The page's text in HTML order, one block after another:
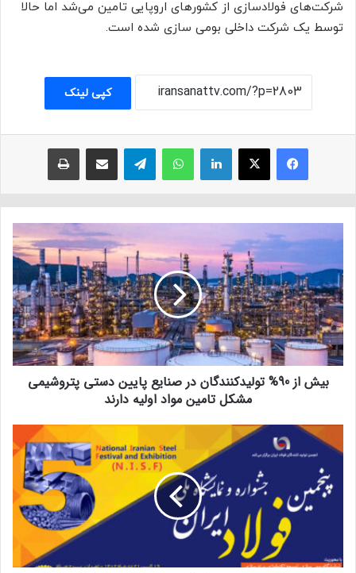
شرکت‌های فولادسازی از کشورهای اروپایی تامین می‌شد اما حالا
توسط یک شرکت داخلی بومی سازی شده است.
کپی لینک
فیسبوک ایکس لینکداین واتس آپ تلگرام
بیش از 90% تولیدکنندگان در صنایع پایین دستی پتروشیمی
مشکل تامین مواد اولیه دارند